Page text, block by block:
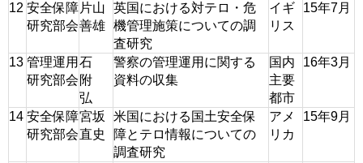
12 安全保障
研究部会
片山
善雄
英国における対テロ・危
機管理施策についての調
査研究
イギ
リス
15年7月
13 管理運用
研究部会
石
附
弘
警察の管理運用に関する
資料の収集
国内
主要
都市
16年3月
14 安全保障
研究部会
宮坂
直史
米国における国土安全保
障とテロ情報についての
調査研究
アメ
リカ
15年9月